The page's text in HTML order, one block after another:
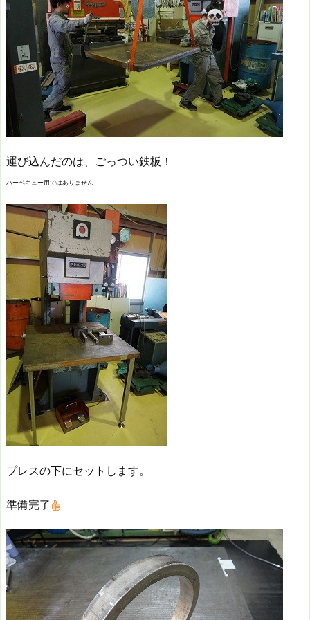
運び込んだのは、ごっつい鉄板！
バーベキュー用ではありません
プレスの下にセットします。
準備完了